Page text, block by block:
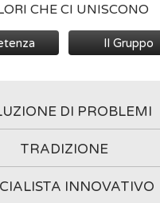
CHE CI UNISCONO
Il Gruppo
DI PROBLEMI
TRADIZIONE
INNOVATIVO